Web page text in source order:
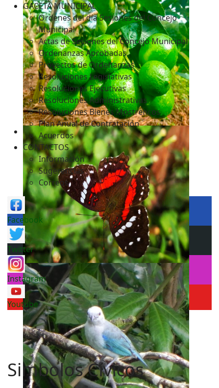
GACETA MUNICIPAL
Ordenes del día Sesiones del Concejo
Municipal
Actas de Sesiones del Concejo Municipal
Ordenanzas Aprobadas
Proyectos de Ordenanzas
Resoluciones Legislativas
Resoluciones Ejecutivas
Resoluciones Administrativas
Resoluciones Bienes Mostrencos
Plan Anual de Contratación
Acuerdos
CONTACTOS
Información
Sugerencias
Correos
Facebook
Twitter
Instagram
Youtube
Simbolos Cívicos